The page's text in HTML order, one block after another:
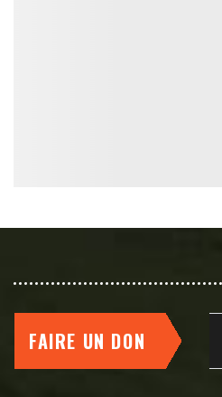
FAIRE UN DON